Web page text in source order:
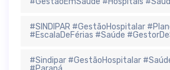
#SINDIPAR #GestãoHospitalar
#EscalaDeFérias #Saúde
#Sindipar #GestãoHospitalar